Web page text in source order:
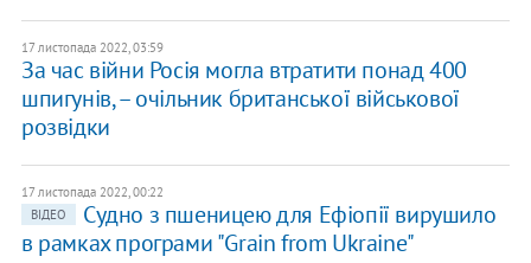
17 листопада 2022, 03:59
За час війни Росія могла втратити понад 400
шпигунів, – очільник британської військової
розвідки
17 листопада 2022, 00:22
ВІДЕО
Судно з пшеницею для Ефіопії вирушило
в рамках програми "Grain from Ukraine"